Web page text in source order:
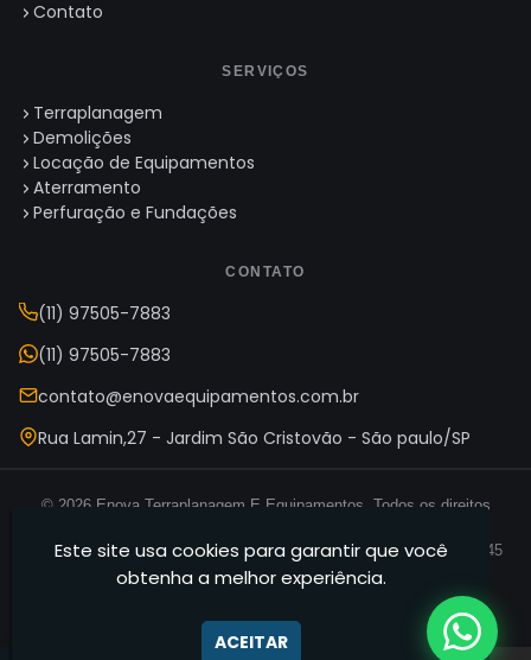
Contato
SERVIÇOS
Terraplanagem
Demolições
Locação de Equipamentos
Aterramento
Perfuração e Fundações
CONTATO
(11) 97505-7883
(11) 97505-7883
contato@enovaequipamentos.com.br
Rua Lamin,27 - Jardim São Cristovão - São paulo/SP
© 2026 Enova Terraplanagem E Equipamentos. Todos os direitos
Enova Terraplanagem E Equipamentos — CNPJ 35.165.631/0001-45
Termos de Uso·Política de Privacidade·Mapa do Site
Este site usa cookies para garantir que você
obtenha a melhor experiência.
ACEITAR